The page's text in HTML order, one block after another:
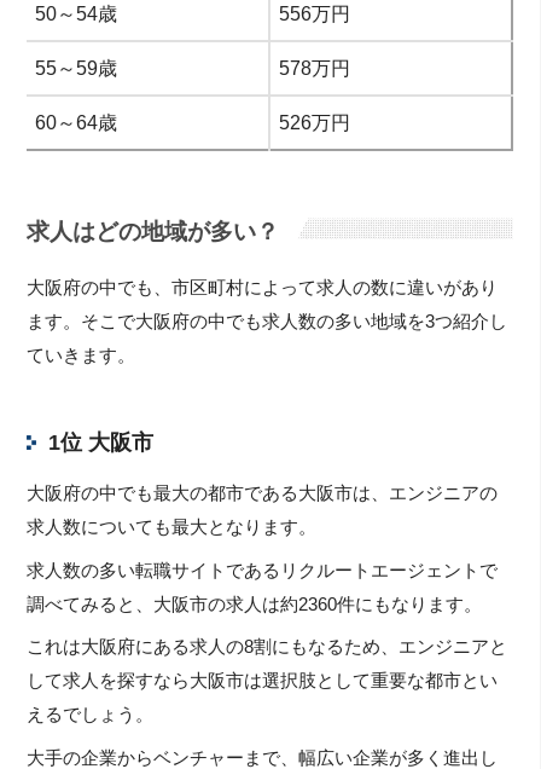
50～54歳 556万円
55～59歳 578万円
60～64歳 526万円
求人はどの地域が多い？
大阪府の中でも、市区町村によって求人の数に違いがあり
ます。そこで大阪府の中でも求人数の多い地域を3つ紹介し
ていきます。
1位 大阪市
大阪府の中でも最大の都市である大阪市は、エンジニアの
求人数についても最大となります。
求人数の多い転職サイトであるリクルートエージェントで
調べてみると、大阪市の求人は約2360件にもなります。
これは大阪府にある求人の8割にもなるため、エンジニアと
して求人を探すなら大阪市は選択肢として重要な都市とい
えるでしょう。
大手の企業からベンチャーまで、幅広い企業が多く進出し